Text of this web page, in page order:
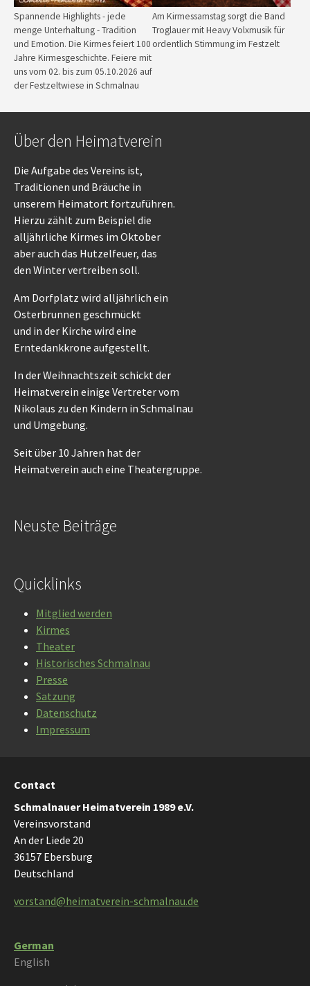
Spannende Highlights - jede
menge Unterhaltung - Tradition
und Emotion. Die Kirmes feiert 100
Jahre Kirmesgeschichte. Feiere mit
uns vom 02. bis zum 05.10.2026 auf
der Festzeltwiese in Schmalnau
Am Kirmessamstag sorgt die Band
Troglauer mit Heavy Volxmusik für
ordentlich Stimmung im Festzelt
Über den Heimatverein
Die Aufgabe des Vereins ist,
Traditionen und Bräuche in
unserem Heimatort fortzuführen.
Hierzu zählt zum Beispiel die
alljährliche Kirmes im Oktober
aber auch das Hutzelfeuer, das
den Winter vertreiben soll.
Am Dorfplatz wird alljährlich ein
Osterbrunnen geschmückt
und in der Kirche wird eine
Erntedankkrone aufgestellt.
In der Weihnachtszeit schickt der
Heimatverein einige Vertreter vom
Nikolaus zu den Kindern in Schmalnau
und Umgebung.
Seit über 10 Jahren hat der
Heimatverein auch eine Theatergruppe.
Neuste Beiträge
Quicklinks
Mitglied werden
Kirmes
Theater
Historisches Schmalnau
Presse
Satzung
Datenschutz
Impressum
Contact
Schmalnauer Heimatverein 1989 e.V.
Vereinsvorstand
An der Liede 20
36157 Ebersburg
Deutschland
vorstand@heimatverein-schmalnau.de
German
English